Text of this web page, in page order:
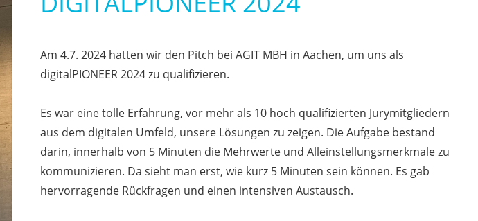
Am 4.7. 2024 hatten wir den Pitch bei AGIT MBH in Aachen, um uns als
digitalPIONEER 2024 zu qualifizieren.
Es war eine tolle Erfahrung, vor mehr als 10 hoch qualifizierten Jurymitgliedern
aus dem digitalen Umfeld, unsere Lösungen zu zeigen. Die Aufgabe bestand
darin, innerhalb von 5 Minuten die Mehrwerte und Alleinstellungsmerkmale zu
kommunizieren. Da sieht man erst, wie kurz 5 Minuten sein können. Es gab
hervorragende Rückfragen und einen intensiven Austausch.